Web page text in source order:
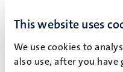
This website uses
We use cookies to
also use, after you